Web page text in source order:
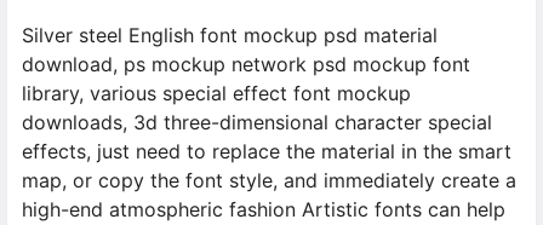
Silver steel English font mockup psd material
download, ps mockup network psd mockup font
library, various special effect font mockup
downloads, 3d three-dimensional character special
effects, just need to replace the material in the smart
map, or copy the font style, and immediately create a
high-end atmospheric fashion Artistic fonts can help